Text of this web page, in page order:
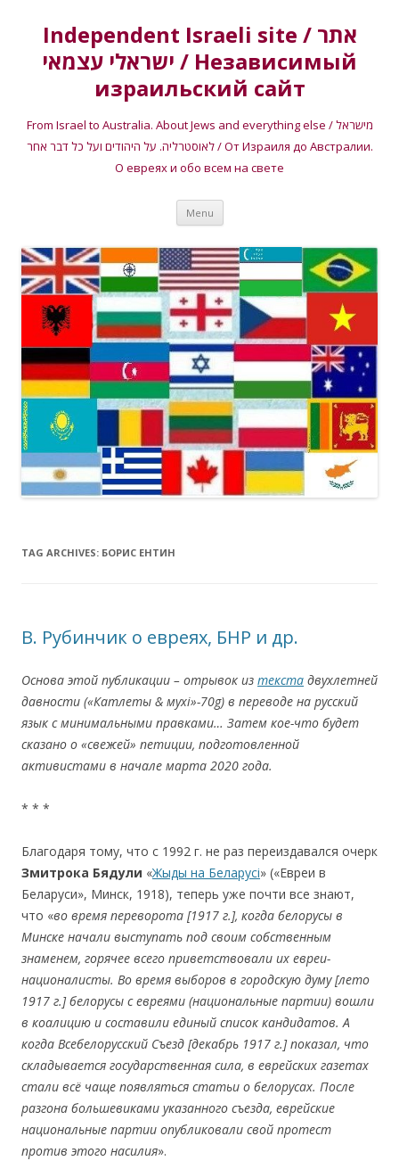
Independent Israeli site / אתר
ישראלי עצמאי / Независимый
израильский сайт
From Israel to Australia. About Jews and everything else / מישראל
לאוסטרליה. על היהודים ועל כל דבר אחר / От Израиля до Австралии.
О евреях и обо всем на свете
Menu Skip
content
TAG ARCHIVES: БОРИС ЕНТИН
В. Рубинчик о евреях, БНР и др.
Основа этой публикации – отрывок из текста двухлетней
давности («Катлеты & мухі»-70g) в переводе на русский
язык с минимальными правками… Затем кое-что будет
сказано о «свежей» петиции, подготовленной
активистами в начале марта 2020 года.
* * *
Благодаря тому, что с 1992 г. не раз переиздавался очерк
Змитрока Бядули «Жыды на Беларусі» («Евреи в
Беларуси», Минск, 1918), теперь уже почти все знают,
что «во время переворота [1917 г.], когда белорусы в
Минске начали выступать под своим собственным
знаменем, горячее всего приветствовали их евреи-
националисты. Во время выборов в городскую думу [лето
1917 г.] белорусы с евреями (национальные партии) вошли
в коалицию и составили единый список кандидатов. А
когда Всебелорусский Съезд [декабрь 1917 г.] показал, что
складывается государственная сила, в еврейских газетах
стали всё чаще появляться статьи о белорусах. После
разгона большевиками указанного съезда, еврейские
национальные партии опубликовали свой протест
против этого насилия».